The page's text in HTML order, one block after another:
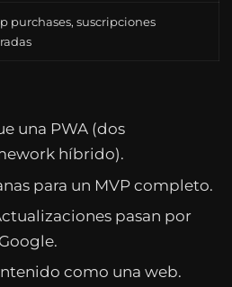
purchases, suscripciones
una PWA (dos
híbrido).
para un MVP completo.
pasan por
como una web.